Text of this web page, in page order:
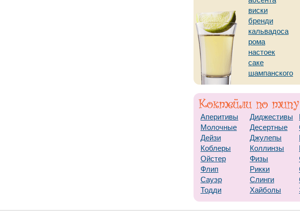
виски
бренди
кальвадоса
рома
настоек
саке
шампанского
Аперитивы Диджестивы
Молочные
Десертные
Дейзи
Джулепы
Коблеры
Коллинзы
Ойстер
Физы
Флип
Рикки
Сауэр
Слинги
Тодди
Хайболы